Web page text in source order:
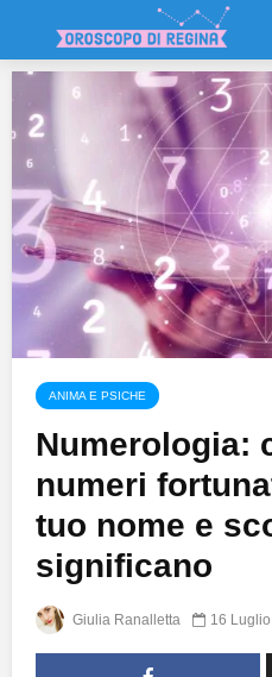
ANIMA E PSICHE
Numerologia:
numeri
tuo nome e
significano
Giulia Ranalletta 16